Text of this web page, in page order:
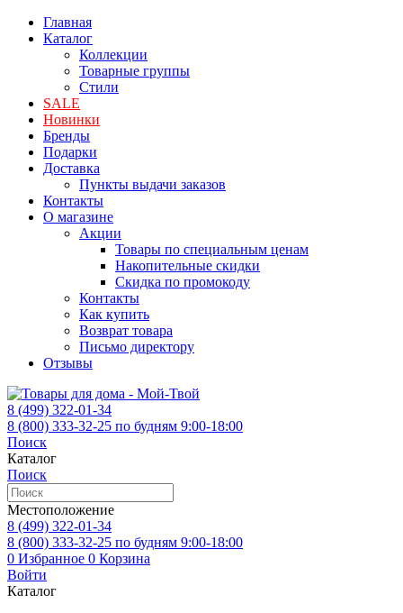
Главная
Каталог
Коллекции
Товарные группы
Стили
SALE
Новинки
Бренды
Подарки
Доставка
Пункты выдачи заказов
Контакты
О магазине
Акции
Товары по специальным ценам
Накопительные скидки
Скидка по промокоду
Контакты
Как купить
Возврат товара
Письмо директору
Отзывы
8 (499) 322-01-34
8 (800) 333-32-25 по будням 9:00-18:00
Поиск
Каталог
Поиск
Местоположение
8 (499) 322-01-34
8 (800) 333-32-25 по будням 9:00-18:00
0 Избранное 0 Корзина
Войти
Каталог